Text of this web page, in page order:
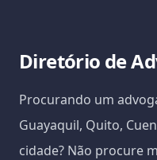
Diretório de
Procurando um
Guayaquil, Quito,
cidade? Não procure